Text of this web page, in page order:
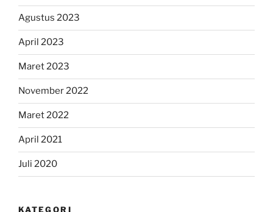
Agustus 2023
April 2023
Maret 2023
November 2022
Maret 2022
April 2021
Juli 2020
KATEGORI